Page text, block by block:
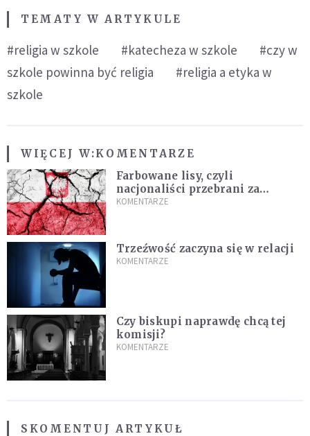
TEMATY W ARTYKULE
#religia w szkole #katecheza w szkole
#czy w
szkole powinna być religia
#religia a etyka w
szkole
WIĘCEJ W:KOMENTARZE
Farbowane lisy, czyli
nacjonaliści przebrani za
chrześcijan
KOMENTARZE
Trzeźwość zaczyna się w relacji
KOMENTARZE
Czy biskupi naprawdę chcą tej
komisji?
KOMENTARZE
SKOMENTUJ ARTYKUŁ